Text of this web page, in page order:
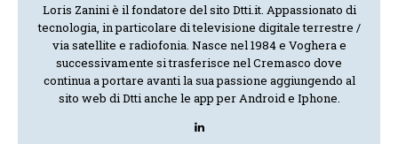
Loris Zanini è il fondatore del sito Dtti.it. Appassionato di
tecnologia, in particolare di televisione digitale terrestre /
via satellite e radiofonia. Nasce nel 1984 e Voghera e
successivamente si trasferisce nel Cremasco dove
continua a portare avanti la sua passione aggiungendo al
sito web di Dtti anche le app per Android e Iphone.